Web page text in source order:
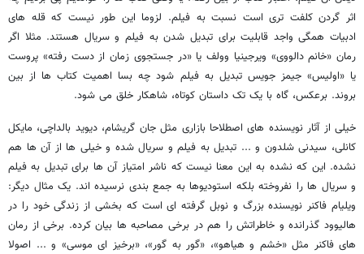
اثر گردن کلفت تری است نسبت به فیلم. لزوما این طور نیست که قله های
ادبیات همگی واجد قابلیت برای تبدیل شدن به فیلم و سریال هستند. مثلا اگر
رمان «خانم دالووی» ویرجینیا وولف یا «در جستجوی زمان از دست رفته» پروست
یا «اولیس» جیمز جویس تبدیل به فیلم شود چه بسا اهمیت کتاب ها از بین
بروند. برعکس، گاه با یک تک داستان کوتاه، شاهکار خلق می شود.
خیلی از آثار نویسنده های اصطلاحا بازاری مثل جان گریشام، دیوید بالداچی، مایکل
کانلی، سیدنی شلدون و ... تبدیل به فیلم و سریال شده و خیلی ها از آن ها هم
نشده. این که نشده به این معنا نیست که ناشر امتیاز آن ها برای تبدیل به فیلم
و سریال ها را نفروخته بلکه استودیوها به جمع بندی نرسیده اند. یک مثال دیگر:
ویلیام فاکنر نویسنده بزرگ و نوبل گرفته ای است که بخشی از زندگی خود را در
هالیوود گذرانده و خاطراتش را هم در برخی مصاحبه ها بیان کرده. برخی از رمان
های فاکنر مثل «خشم و هیاهو»، «گور به گور»، «برخیز ای موسی» و ... اصولا